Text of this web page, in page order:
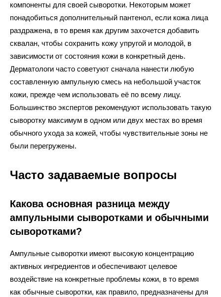
компоненты для своей сыворотки. Некоторым может
понадобиться дополнительный пантенол, если кожа лица
раздражена, в то время как другим захочется добавить
сквалан, чтобы сохранить кожу упругой и молодой, в
зависимости от состояния кожи в конкретный день.
Дерматологи часто советуют сначала нанести любую
составленную ампульную смесь на небольшой участок
кожи, прежде чем использовать её по всему лицу.
Большинство экспертов рекомендуют использовать такую
сыворотку максимум в одном или двух местах во время
обычного ухода за кожей, чтобы чувствительные зоны не
были перегружены.
Часто задаваемые вопросы
Какова основная разница между
ампульными сыворотками и обычными
сыворотками?
Ампульные сыворотки имеют высокую концентрацию
активных ингредиентов и обеспечивают целевое
воздействие на конкретные проблемы кожи, в то время
как обычные сыворотки, как правило, предназначены для